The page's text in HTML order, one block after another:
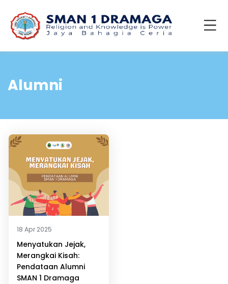
Alumni
18 Apr 2025
Menyatukan Jejak,
Merangkai Kisah:
Pendataan Alumni
SMAN 1 Dramaga